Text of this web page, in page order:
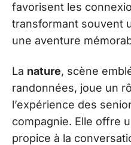
favorisent les
transformant souvent
une aventure
La nature, scène
randonnées, joue un
l’expérience des
compagnie. Elle offre
propice à la